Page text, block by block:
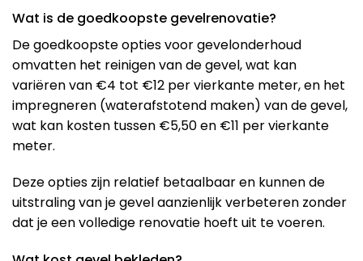
Wat is de goedkoopste gevelrenovatie?
De goedkoopste opties voor gevelonderhoud
omvatten het reinigen van de gevel, wat kan
variëren van €4 tot €12 per vierkante meter, en het
impregneren (waterafstotend maken) van de gevel,
wat kan kosten tussen €5,50 en €11 per vierkante
meter​​.
Deze opties zijn relatief betaalbaar en kunnen de
uitstraling van je gevel aanzienlijk verbeteren zonder
dat je een volledige renovatie hoeft uit te voeren.